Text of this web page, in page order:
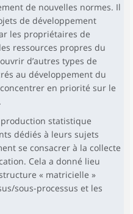
de nouvelles normes. Il
de développement
les propriétaires de
ressources propres du
d’autres types de
au développement du
en priorité sur le
statistique
dédiés à leurs sujets
se consacrer à la collecte
Cela a donné lieu
« matricielle »
sous-processus et les